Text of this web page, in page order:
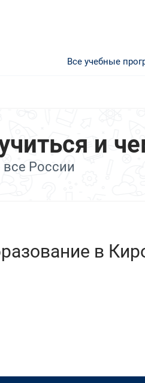
Все учебные
и
России
в